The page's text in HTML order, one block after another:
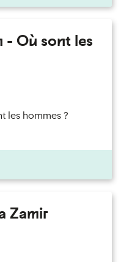
- Où sont les
les hommes ?
Zamir